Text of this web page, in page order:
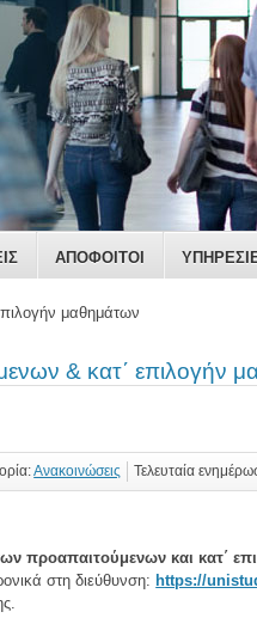
ΑΠΟΦΟΙΤΟΙ
μαθημάτων
& κατ΄ επιλογήν
Ανακοινώσεις Τελευταία
προαπαιτούμενων και κατ΄
στη διεύθυνση: https://